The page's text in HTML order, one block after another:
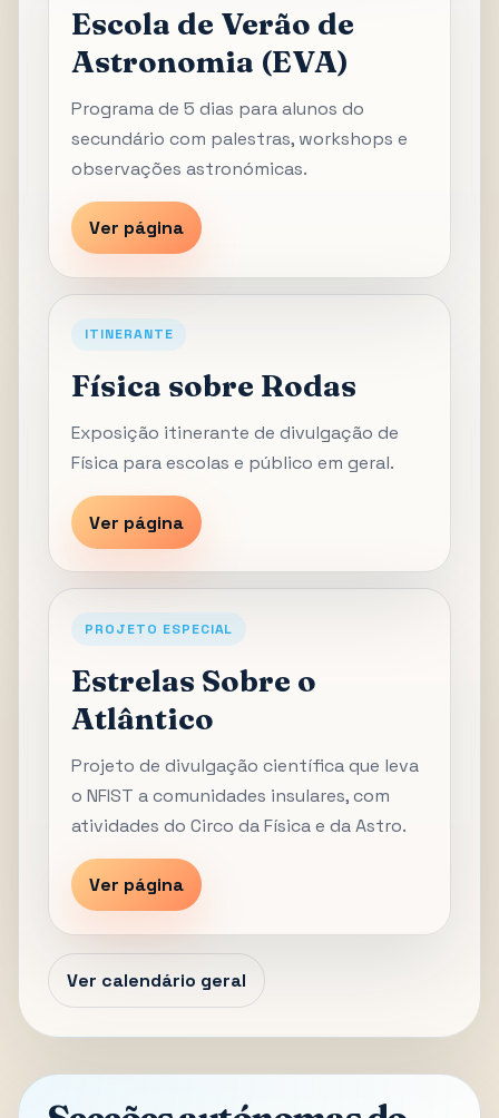
Escola de Verão de
Astronomia (EVA)
Programa de 5 dias para alunos do
secundário com palestras, workshops e
observações astronómicas.
Ver página
ITINERANTE
Física sobre Rodas
Exposição itinerante de divulgação de
Física para escolas e público em geral.
Ver página
PROJETO ESPECIAL
Estrelas Sobre o
Atlântico
Projeto de divulgação científica que leva
o NFIST a comunidades insulares, com
atividades do Circo da Física e da Astro.
Ver página
Ver calendário geral